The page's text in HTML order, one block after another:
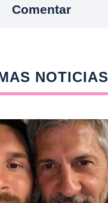
Comentar
NOTICIAS